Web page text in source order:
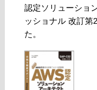
認定ソリューショ
ッショナル 改訂第
た。